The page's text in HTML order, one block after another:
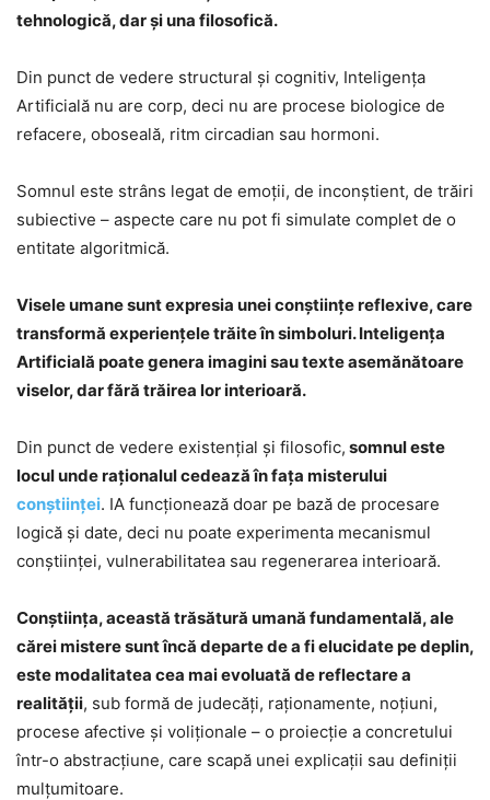
tehnologică, dar și una filosofică.
Din punct de vedere structural și cognitiv, Inteligența
Artificială nu are corp, deci nu are procese biologice de
refacere, oboseală, ritm circadian sau hormoni.
Somnul este strâns legat de emoții, de inconștient, de trăiri
subiective – aspecte care nu pot fi simulate complet de o
entitate algoritmică.
Visele umane sunt expresia unei conștiințe reflexive, care
transformă experiențele trăite în simboluri. Inteligenţa
Artificială poate genera imagini sau texte asemănătoare
viselor, dar fără trăirea lor interioară.
Din punct de vedere existențial şi filosofic, somnul este
locul unde raționalul cedează în fața misterului
conștiinței. IA funcționează doar pe bază de procesare
logică și date, deci nu poate experimenta mecanismul
conștiinței, vulnerabilitatea sau regenerarea interioară.
Conştiinţa, această trăsătură umană fundamentală, ale
cărei mistere sunt încă departe de a fi elucidate pe deplin,
este modalitatea cea mai evoluată de reflectare a
realităţii, sub formă de judecăţi, raţionamente, noţiuni,
procese afective şi voliţionale – o proiecţie a concretului
într-o abstracţiune, care scapă unei explicaţii sau definiţii
mulţumitoare.